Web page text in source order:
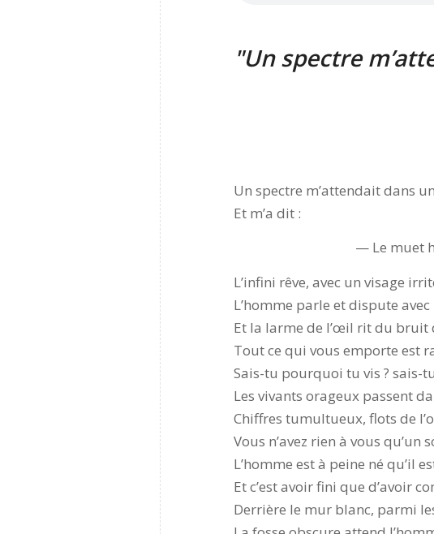
Un spectre
Un spectre m’attendait dans
Et m’a dit :
— Le muet
L’infini rêve, avec un visage
L’homme parle et dispute avec
Et la larme de l’œil rit du bruit
Tout ce qui vous emporte est
Sais-tu pourquoi tu vis ? sais-
Les vivants orageux passent
Chiffres tumultueux, flots de
Vous n’avez rien à vous qu’un
L’homme est à peine né qu’il
Et c’est avoir fini que d’avoir
Derrière le mur blanc, parmi